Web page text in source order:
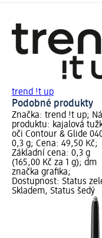
trend !t up
Podobné produkty
Značka: trend !t up;
produktu: kajalová
oči Contour & Glide
0,3 g; Cena: 49,50 Kč;
Základní cena: 0,3 g
(165,00 Kč za 1 g); dm
značka grafika;
Dostupnost: Status
Skladem, Status šedý